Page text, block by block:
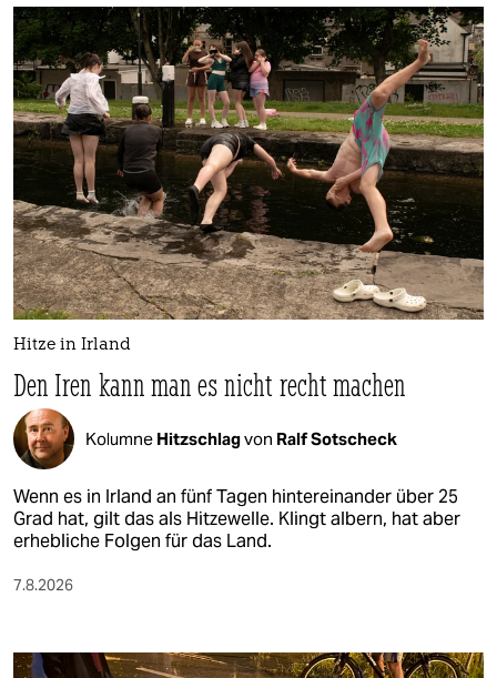
Hitze in Irland
Den Iren kann man es nicht recht machen
Kolumne Hitzschlagvon Ralf Sotscheck
Wenn es in Irland an fünf Tagen hintereinander über 25
Grad hat, gilt das als Hitzewelle. Klingt albern, hat aber
erhebliche Folgen für das Land.
7.8.2026